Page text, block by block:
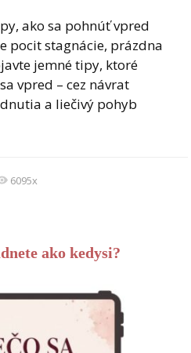
ako sa pohnúť vpred
pocit stagnácie, prázdna
jemné tipy, ktoré
vpred – cez návrat
a liečivý pohyb
6095x
ako kedysi?